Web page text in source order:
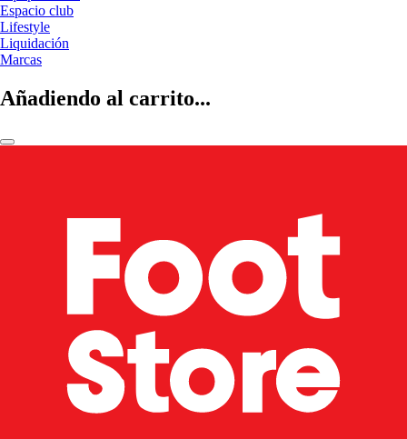
Espacio club
Lifestyle
Liquidación
Marcas
Añadiendo al carrito...